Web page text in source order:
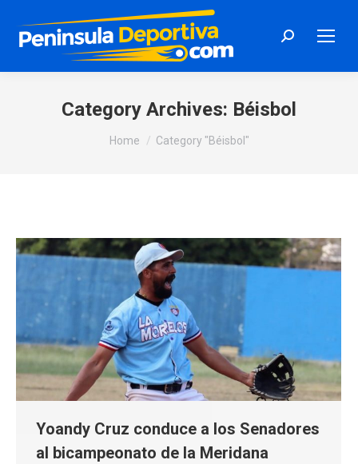
Search:
Category Archives: Béisbol
You are here:
Home Category "Béisbol"
Yoandy Cruz conduce a los Senadores
al bicampeonato de la Meridana